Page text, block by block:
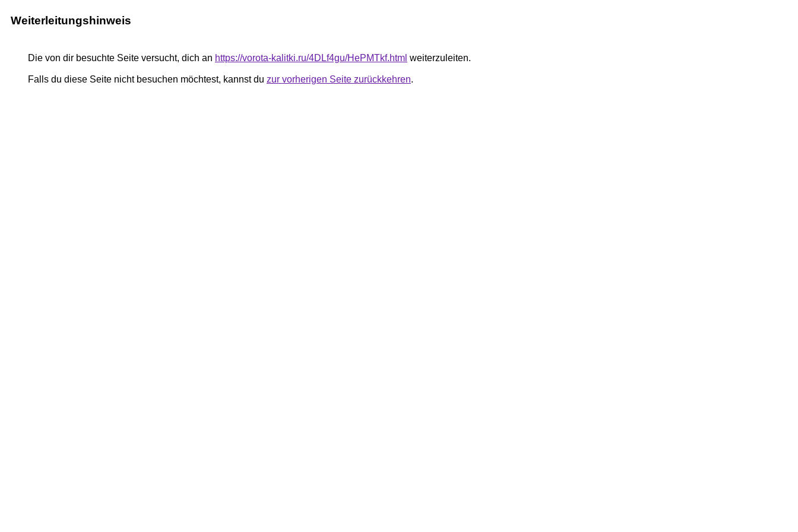
Weiterleitungshinweis
Die von dir besuchte Seite versucht, dich an https://vorota-kalitki.ru/4DLf4gu/HePMTkf.html weiterzuleiten.
Falls du diese Seite nicht besuchen möchtest, kannst du zur vorherigen Seite zurückkehren.